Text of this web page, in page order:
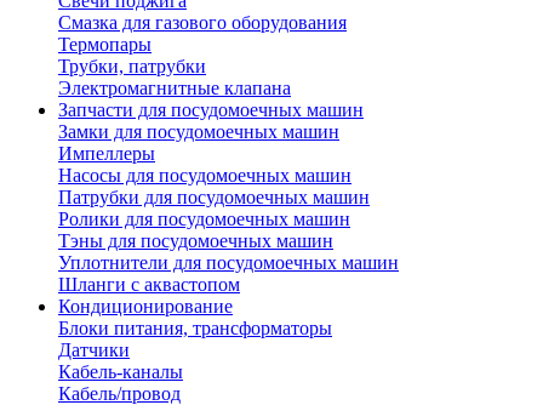
Смазка для газового оборудования
Термопары
Трубки, патрубки
Электромагнитные клапана
Запчасти для посудомоечных машин
Замки для посудомоечных машин
Импеллеры
Насосы для посудомоечных машин
Патрубки для посудомоечных машин
Ролики для посудомоечных машин
Тэны для посудомоечных машин
Уплотнители для посудомоечных машин
Шланги с аквастопом
Кондиционирование
Блоки питания, трансформаторы
Датчики
Кабель-каналы
Кабель/провод